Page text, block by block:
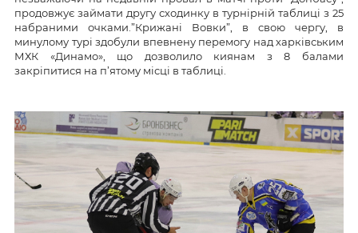
продовжує займати другу сходинку в турнірній таблиці з 25
набраними очками.”Крижані Вовки”, в свою чергу, в
минулому турі здобули впевнену перемогу над харківським
МХК «Динамо», що дозволило киянам з 8 балами
закріпитися на п’ятому місці в таблиці.